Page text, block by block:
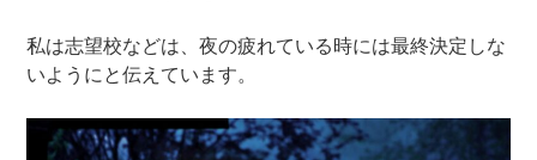
私は志望校などは、夜の疲れている時には最終決定しな
いようにと伝えています。